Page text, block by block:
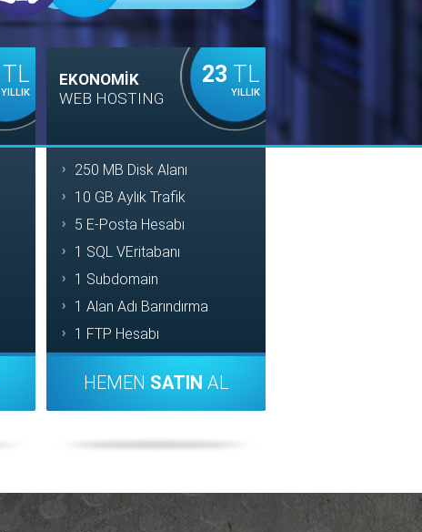
TL
YILLIK
EKONOMİK
WEB HOSTING
23 TL
YILLIK
250 MB Disk Alanı
10 GB Aylık Trafik
5 E-Posta Hesabı
1 SQL VEritabanı
1 Subdomain
1 Alan Adı Barındırma
1 FTP Hesabı
HEMEN SATIN AL